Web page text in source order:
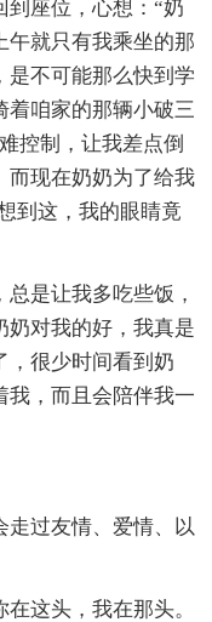
到座位，心想：“奶
午就只有我乘坐的那
是不可能那么快到学
着咱家的那辆小破三
控制，让我差点倒
而现在奶奶为了给我
到这，我的眼睛竟
是让我多吃些饭，
奶对我的好，我真是
，很少时间看到奶
我，而且会陪伴我一
走过友情、爱情、以
这头，我在那头。